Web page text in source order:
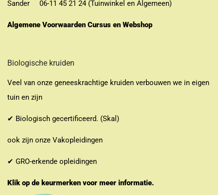
Sander 06-11 45 21 24 (Tuinwinkel en Algemeen)
Algemene Voorwaarden Cursus en Webshop
Biologische kruiden
Veel van onze geneeskrachtige kruiden verbouwen we in eigen
tuin en zijn
✔ Biologisch gecertificeerd. (Skal)
ook zijn onze Vakopleidingen
✔ GRO-erkende opleidingen
Klik op de keurmerken voor meer informatie.